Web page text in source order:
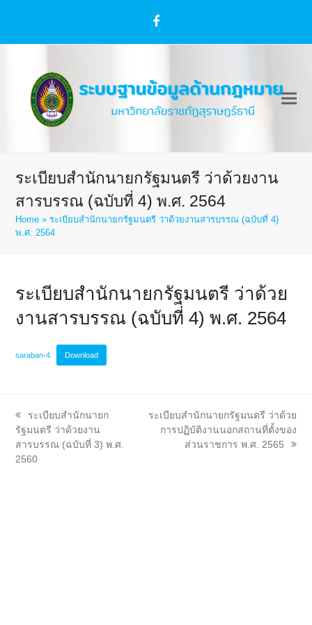
Facebook
ระเบียบสำนักนายกรัฐมนตรี ว่าด้วยงาน
สารบรรณ (ฉบับที่ 4) พ.ศ. 2564
Home »ระเบียบสำนักนายกรัฐมนตรี ว่าด้วยงานสารบรรณ (ฉบับที่ 4)
พ.ศ. 2564
ระเบียบสำนักนายกรัฐมนตรี ว่าด้วย
งานสารบรรณ (ฉบับที่ 4) พ.ศ. 2564
saraban-4 Download
previous
post:
ระเบียบสำนักนายก
รัฐมนตรี ว่าด้วยงาน
สารบรรณ (ฉบับที่ 3) พ.ศ.
2560
next
post:
ระเบียบสำนักนายกรัฐมนตรี ว่าด้วย
การปฏิบัติงานนอกสถานที่ตั้งของ
ส่วนราชการ พ.ศ. 2565